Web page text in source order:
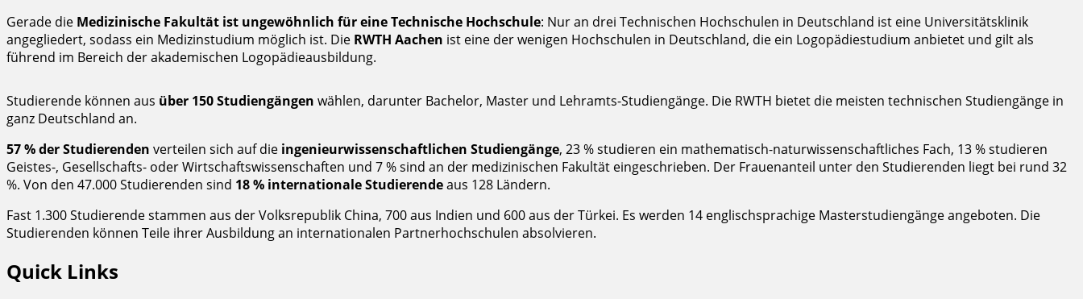
Gerade die Medizinische Fakultät ist ungewöhnlich für eine Technische Hochschule: Nur an drei Technischen Hochschulen in Deutschland ist eine Universitätsklinik
angegliedert, sodass ein Medizinstudium möglich ist. Die RWTH Aachen ist eine der wenigen Hochschulen in Deutschland, die ein Logopädiestudium anbietet und gilt als
führend im Bereich der akademischen Logopädieausbildung.
Studierende können aus über 150 Studiengängen wählen, darunter Bachelor, Master und Lehramts-Studiengänge. Die RWTH bietet die meisten technischen Studiengänge in
ganz Deutschland an.
57 % der Studierenden verteilen sich auf die ingenieurwissenschaftlichen Studiengänge, 23 % studieren ein mathematisch-naturwissenschaftliches Fach, 13 % studieren
Geistes-, Gesellschafts- oder Wirtschaftswissenschaften und 7 % sind an der medizinischen Fakultät eingeschrieben. Der Frauenanteil unter den Studierenden liegt bei rund 32
%. Von den 47.000 Studierenden sind 18 % internationale Studierendeaus 128 Ländern.
Fast 1.300 Studierende stammen aus der Volksrepublik China, 700 aus Indien und 600 aus der Türkei. Es werden 14 englischsprachige Masterstudiengänge angeboten. Die
Studierenden können Teile ihrer Ausbildung an internationalen Partnerhochschulen absolvieren.
Quick Links